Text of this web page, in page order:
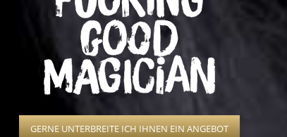
GERNE UNTERBREITE ICH IHNEN EIN ANGEBOT